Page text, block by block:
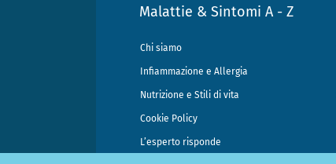
Malattie & Sintomi A - Z
Chi siamo
Infiammazione e Allergia
Nutrizione e Stili di vita
Cookie Policy
L’esperto risponde